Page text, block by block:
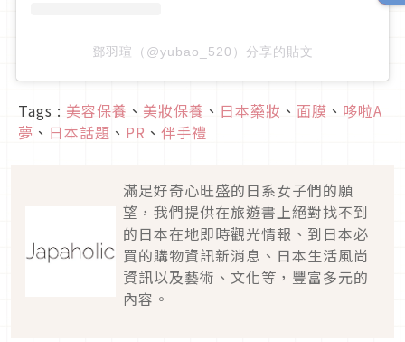
鄧羽瑄（@yubao_520）分享的貼文
Tags : 美容保養 、 美妝保養 、 日本藥妝 、 面膜 、 哆啦A
夢 、 日本話題 、 PR 、 伴手禮
滿足好奇心旺盛的日系女子們的願
望，我們提供在旅遊書上絕對找不到
的日本在地即時觀光情報、到日本必
買的購物資訊新消息、日本生活風尚
資訊以及藝術、文化等，豐富多元的
內容。